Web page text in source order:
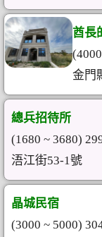
酋長
金門
總兵招待所
(1680 ~ 3680)
浯江街53-1號
晶城民宿
(3000 ~ 5000)